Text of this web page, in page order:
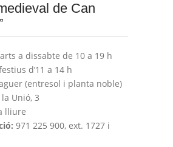
de Can
a dissabte de 10 a 19 h
d’11 a 14 h
(entresol i planta noble)
Unió, 3
lliure
971 225 900, ext. 1727 i